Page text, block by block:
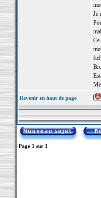
Je
Ce
Revenir en haut de page
Page 1 sur 1